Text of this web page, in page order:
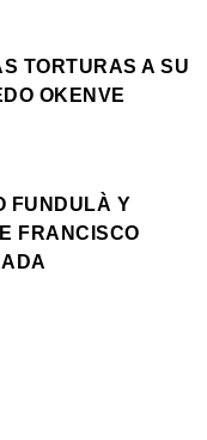
TORTURAS A SU
OKENVE
FUNDULÀ Y
FRANCISCO